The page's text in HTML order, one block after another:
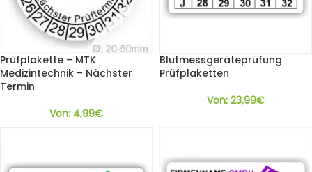
Prüfplakette – MTK
Medizintechnik – Nächster
Termin
Von: 4,99€
Blutmessgeräteprüfung
Prüfplaketten
Von: 23,99€